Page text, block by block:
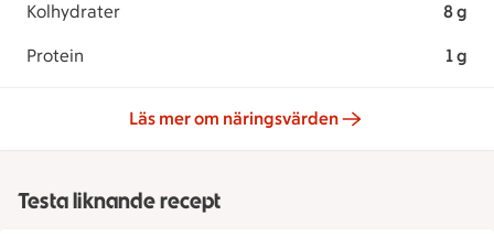
Kolhydrater 8 g
Protein 1 g
Läs mer om näringsvärden
Testa liknande recept